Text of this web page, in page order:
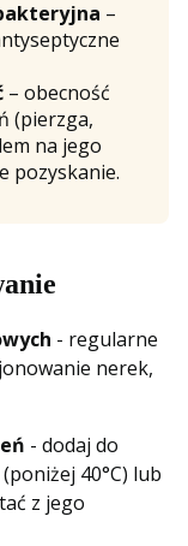
–
– obecność
(pierzga,
na jego
pozyskanie.
- regularne
nerek,
- dodaj do
40°C) lub
z jego